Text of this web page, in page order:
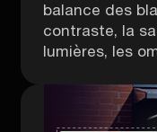
balance des
contraste, la
lumières, les